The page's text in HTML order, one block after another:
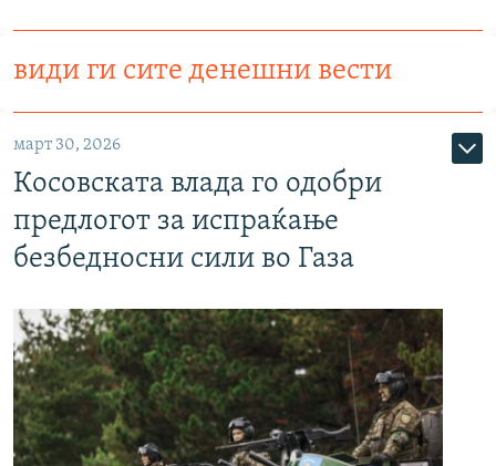
види ги сите денешни вести
март 30, 2026
Косовската влада го одобри
предлогот за испраќање
безбедносни сили во Газа